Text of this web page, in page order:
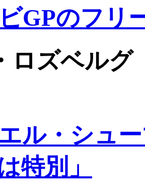
GPのフリ
ロズベルグ
ル・シュ
特別」